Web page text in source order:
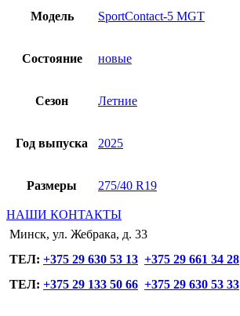
Модель SportContact-5 MGT
Состояние новые
Сезон Летние
Год выпуска 2025
Размеры 275/40 R19
НАШИ КОНТАКТЫ
Минск, ул. Жебрака, д. 33
ТЕЛ: +375 29 630 53 13 +375 29 661 34 28
ТЕЛ: +375 29 133 50 66 +375 29 630 53 33